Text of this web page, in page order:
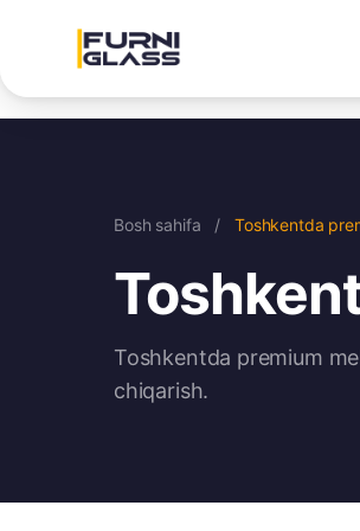
Bosh sahifa / Toshkentda
Toshkentda premium
chiqarish.